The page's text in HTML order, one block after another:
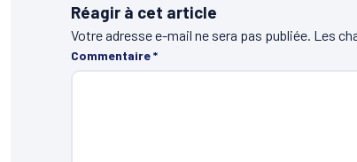
Réagir à cet article
Votre adresse e-mail ne sera pas publiée. Les
Commentaire*